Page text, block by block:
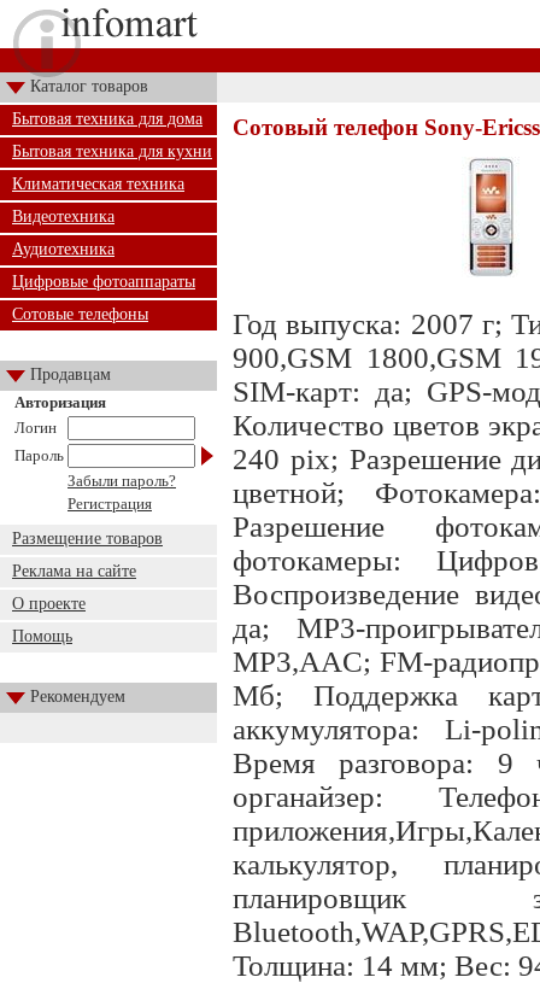
Каталог товаров
Бытовая техника для дома
Бытовая техника для кухни
Климатическая техника
Видеотехника
Аудиотехника
Цифровые фотоаппараты
Сотовые телефоны
Продавцам
Авторизация
Логин
Пароль
Забыли пароль?
Регистрация
Размещение товаров
Реклама на сайте
О проекте
Помощь
Рекомендуем
Сотовый телефон Sony-
Год выпуска: 2007 г;
900,GSM 1800,GSM
SIM-карт: да; GPS-
Количество цветов
240 pix; Разрешение
цветной;
Разрешение
фотокамеры:
Воспроизведение
да; MP3-
MP3,AAC; FM-
Мб; Поддержка
аккумулятора: Li-
Время разговора:
органайзер:
калькулятор,
планировщик
Толщина: 14 мм; Вес: